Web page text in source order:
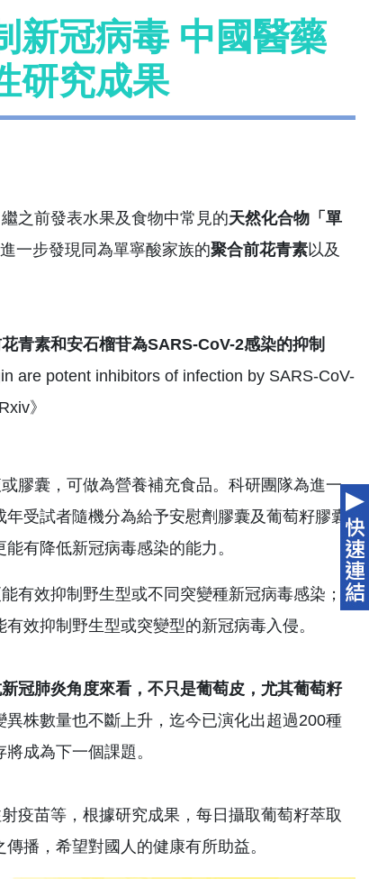
新冠病毒 中國醫藥
研究成果
之前發表水果及食物中常見的天然化合物「單
一步發現同為單寧酸家族的聚合前花青素以及
青素和安石榴苷為SARS-CoV-2感染的抑制
are potent inhibitors of infection by SARS-CoV-
》
囊，可做為營養補充食品。科研團隊為進一
受試者隨機分為給予安慰劑膠囊及葡萄籽膠囊
有降低新冠病毒感染的能力。
效抑制野生型或不同突變種新冠病毒感染；
效抑制野生型或突變型的新冠病毒入侵。
冠肺炎角度來看，不只是葡萄皮，尤其葡萄籽
株數量也不斷上升，迄今已演化出超過200種
成為下一個課題。
苗等，根據研究成果，每日攝取葡萄籽萃取
播，希望對國人的健康有所助益。